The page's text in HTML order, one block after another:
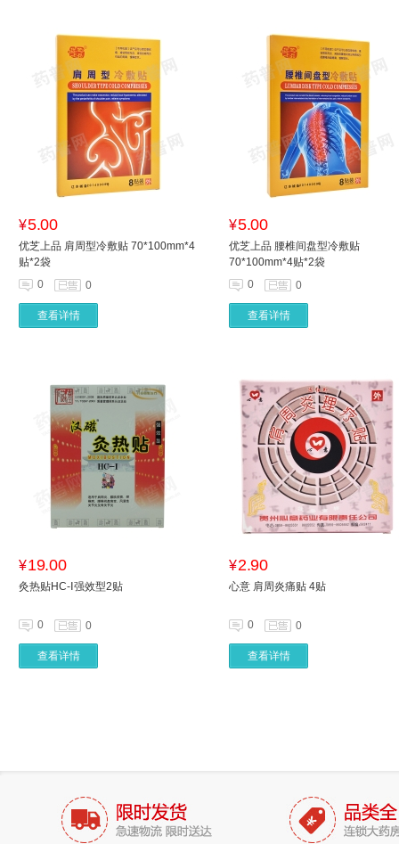
¥5.00
优芝上品 肩周型冷敷贴 70*100mm*4
贴*2袋
0
0
查看详情
¥5.00
优芝上品 腰椎间盘型冷敷贴
70*100mm*4贴*2袋
0
0
查看详情
¥19.00
灸热贴HC-Ⅰ强效型2贴
0 0
查看详情
¥2.90
心意 肩周炎痛贴 4贴
0 0
查看详情